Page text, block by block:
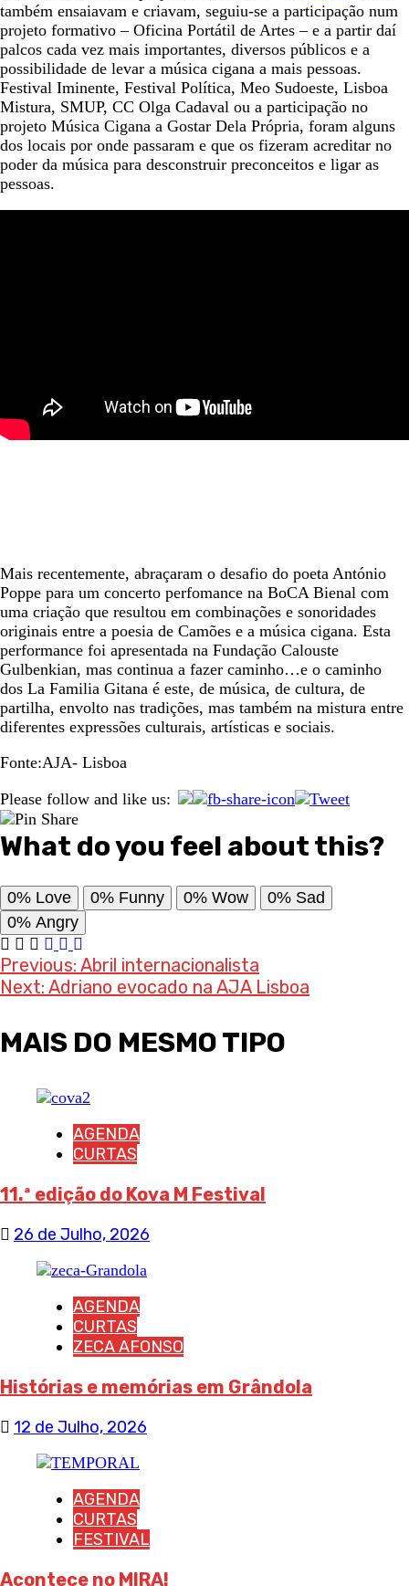
também ensaiavam e criavam, seguiu-se a participação num
projeto formativo – Oficina Portátil de Artes – e a partir daí
palcos cada vez mais importantes, diversos públicos e a
possibilidade de levar a música cigana a mais pessoas.
Festival Iminente, Festival Política, Meo Sudoeste, Lisboa
Mistura, SMUP, CC Olga Cadaval ou a participação no
projeto Música Cigana a Gostar Dela Própria, foram alguns
dos locais por onde passaram e que os fizeram acreditar no
poder da música para desconstruir preconceitos e ligar as
pessoas.
Mais recentemente, abraçaram o desafio do poeta António
Poppe para um concerto perfomance na BoCA Bienal com
uma criação que resultou em combinações e sonoridades
originais entre a poesia de Camões e a música cigana. Esta
performance foi apresentada na Fundação Calouste
Gulbenkian, mas continua a fazer caminho…e o caminho
dos La Familia Gitana é este, de música, de cultura, de
partilha, envolto nas tradições, mas também na mistura entre
diferentes expressões culturais, artísticas e sociais.
Fonte:AJA- Lisboa
Please follow and like us:
What do you feel about this?
0% Love 0% Funny 0% Wow 0% Sad
0% Angry
Post
navigation
Previous: Abril internacionalista
Next: Adriano evocado na AJA Lisboa
MAIS DO MESMO TIPO
AGENDA
CURTAS
11.ª edição do Kova M Festival
26 de Julho, 2026
AGENDA
CURTAS
ZECA AFONSO
Histórias e memórias em Grândola
12 de Julho, 2026
AGENDA
CURTAS
FESTIVAL
Acontece no MIRA!